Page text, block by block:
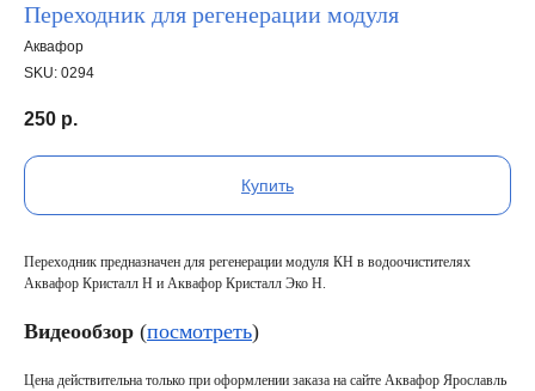
Переходник для регенерации модуля
Аквафор
SKU: 0294
250 р.
Купить
Переходник предназначен для регенерации модуля КН в водоочистителях
Аквафор Кристалл Н и Аквафор Кристалл Эко Н.
Видеообзор (посмотреть)
Цена действительна только при оформлении заказа на сайте Аквафор Ярославль